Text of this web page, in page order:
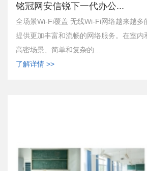
铭冠网安信锐下一代办公...
全场景Wi-Fi覆盖 无线Wi-Fi网络越来越多
提供更加丰富和流畅的网络服务。在室内
高密场景、简单和复杂的...
了解详情 >>